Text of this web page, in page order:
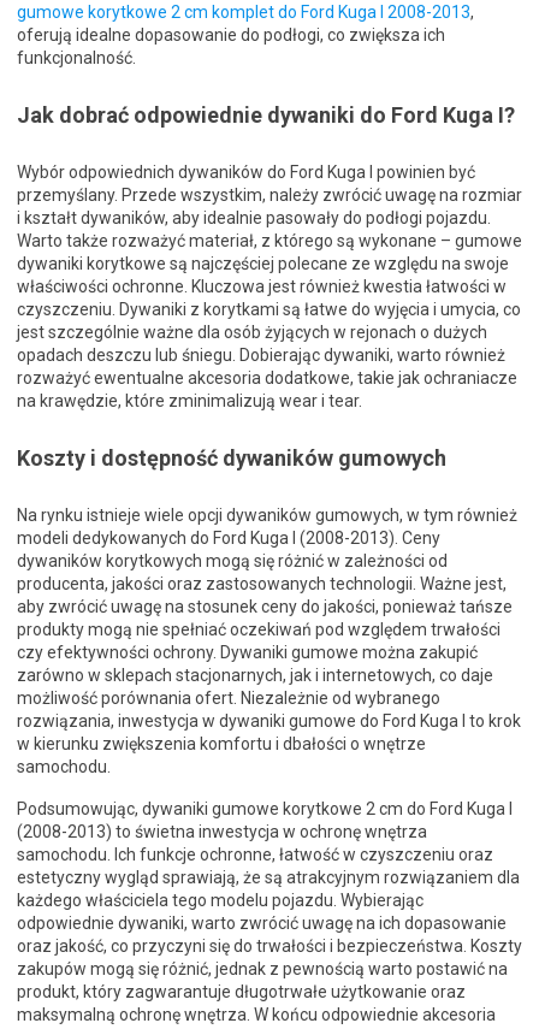
gumowe korytkowe 2 cm komplet do Ford Kuga I 2008-2013,
oferują idealne dopasowanie do podłogi, co zwiększa ich
funkcjonalność.
Jak dobrać odpowiednie dywaniki do Ford Kuga I?
Wybór odpowiednich dywaników do Ford Kuga I powinien być
przemyślany. Przede wszystkim, należy zwrócić uwagę na rozmiar
i kształt dywaników, aby idealnie pasowały do podłogi pojazdu.
Warto także rozważyć materiał, z którego są wykonane – gumowe
dywaniki korytkowe są najczęściej polecane ze względu na swoje
właściwości ochronne. Kluczowa jest również kwestia łatwości w
czyszczeniu. Dywaniki z korytkami są łatwe do wyjęcia i umycia, co
jest szczególnie ważne dla osób żyjących w rejonach o dużych
opadach deszczu lub śniegu. Dobierając dywaniki, warto również
rozważyć ewentualne akcesoria dodatkowe, takie jak ochraniacze
na krawędzie, które zminimalizują wear i tear.
Koszty i dostępność dywaników gumowych
Na rynku istnieje wiele opcji dywaników gumowych, w tym również
modeli dedykowanych do Ford Kuga I (2008-2013). Ceny
dywaników korytkowych mogą się różnić w zależności od
producenta, jakości oraz zastosowanych technologii. Ważne jest,
aby zwrócić uwagę na stosunek ceny do jakości, ponieważ tańsze
produkty mogą nie spełniać oczekiwań pod względem trwałości
czy efektywności ochrony. Dywaniki gumowe można zakupić
zarówno w sklepach stacjonarnych, jak i internetowych, co daje
możliwość porównania ofert. Niezależnie od wybranego
rozwiązania, inwestycja w dywaniki gumowe do Ford Kuga I to krok
w kierunku zwiększenia komfortu i dbałości o wnętrze
samochodu.
Podsumowując, dywaniki gumowe korytkowe 2 cm do Ford Kuga I
(2008-2013) to świetna inwestycja w ochronę wnętrza
samochodu. Ich funkcje ochronne, łatwość w czyszczeniu oraz
estetyczny wygląd sprawiają, że są atrakcyjnym rozwiązaniem dla
każdego właściciela tego modelu pojazdu. Wybierając
odpowiednie dywaniki, warto zwrócić uwagę na ich dopasowanie
oraz jakość, co przyczyni się do trwałości i bezpieczeństwa. Koszty
zakupów mogą się różnić, jednak z pewnością warto postawić na
produkt, który zagwarantuje długotrwałe użytkowanie oraz
maksymalną ochronę wnętrza. W końcu odpowiednie akcesoria